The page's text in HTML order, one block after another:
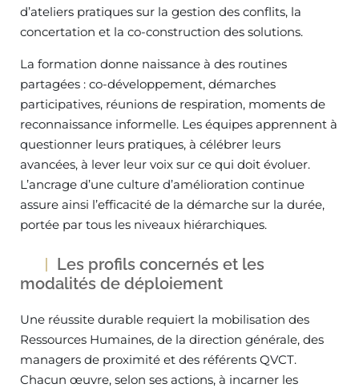
d’ateliers pratiques sur la gestion des conflits, la
concertation et la co-construction des solutions.
La formation donne naissance à des routines
partagées : co-développement, démarches
participatives, réunions de respiration, moments de
reconnaissance informelle. Les équipes apprennent à
questionner leurs pratiques, à célébrer leurs
avancées, à lever leur voix sur ce qui doit évoluer.
L’ancrage d’une culture d’amélioration continue
assure ainsi l’efficacité de la démarche sur la durée,
portée par tous les niveaux hiérarchiques.
Les profils concernés et les
modalités de déploiement
Une réussite durable requiert la mobilisation des
Ressources Humaines, de la direction générale, des
managers de proximité et des référents QVCT.
Chacun œuvre, selon ses actions, à incarner les